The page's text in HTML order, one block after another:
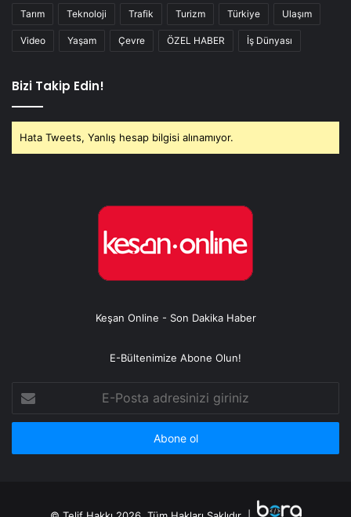
Tarım Teknoloji Trafik Turizm Türkiye Ulaşım
Video Yaşam Çevre ÖZEL HABER İş Dünyası
Bizi Takip Edin!
Hata Tweets, Yanlış hesap bilgisi alınamıyor.
Keşan Online - Son Dakika Haber
E-Bültenimize Abone Olun!
Posta
adresinizi